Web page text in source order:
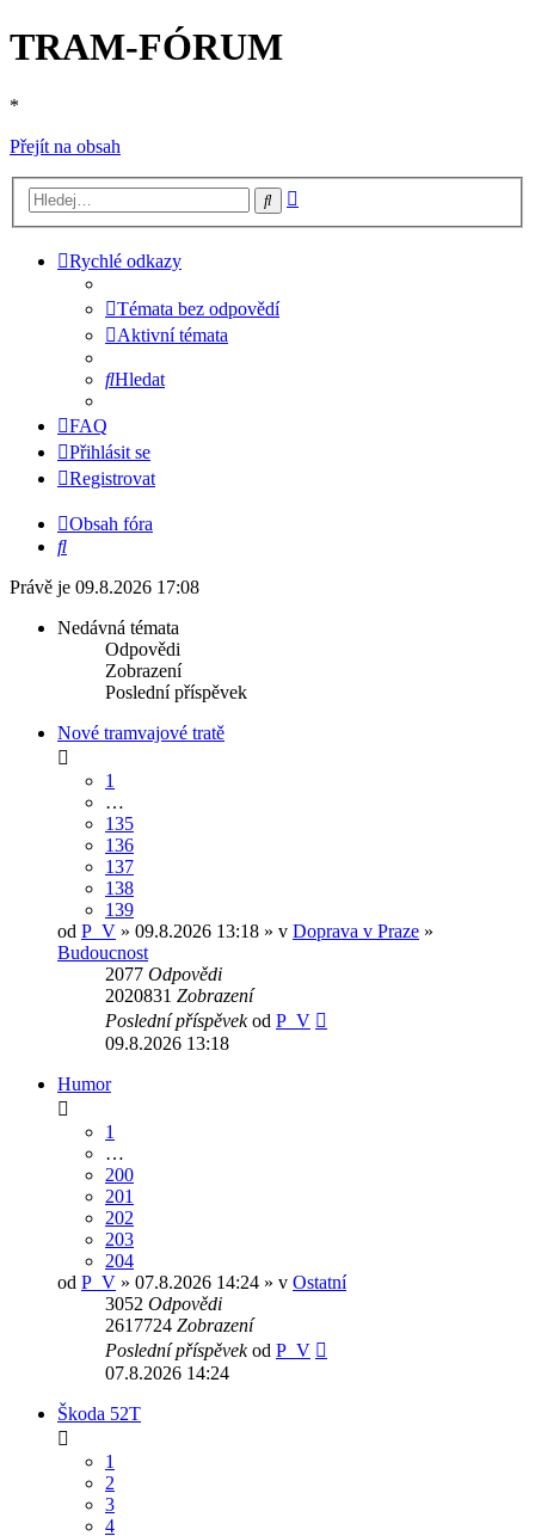
TRAM-FÓRUM
*
Přejít na obsah
Hledat
Rychlé odkazy
Témata bez odpovědí
Aktivní témata
Hledat
FAQ
Přihlásit se
Registrovat
Obsah fóra
Hledat
Právě je 09.8.2026 17:08
Nedávná témata
Odpovědi
Zobrazení
Poslední příspěvek
Nové tramvajové tratě
1
…
135
136
137
138
139
od P_V » 09.8.2026 13:18 » v Doprava v Praze »
Budoucnost
2077 Odpovědi
2020831 Zobrazení
Poslední příspěvekod P_V
09.8.2026 13:18
Humor
1
…
200
201
202
203
204
od P_V » 07.8.2026 14:24 » v Ostatní
3052 Odpovědi
2617724 Zobrazení
Poslední příspěvekod P_V
07.8.2026 14:24
Škoda 52T
1
2
3
4